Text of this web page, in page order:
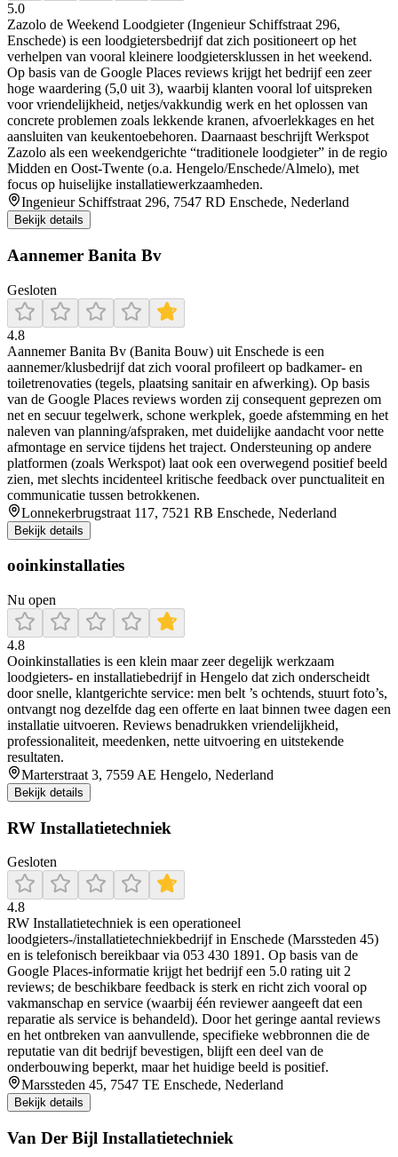
5.0
Zazolo de Weekend Loodgieter (Ingenieur Schiffstraat 296,
Enschede) is een loodgietersbedrijf dat zich positioneert op het
verhelpen van vooral kleinere loodgietersklussen in het weekend.
Op basis van de Google Places reviews krijgt het bedrijf een zeer
hoge waardering (5,0 uit 3), waarbij klanten vooral lof uitspreken
voor vriendelijkheid, netjes/vakkundig werk en het oplossen van
concrete problemen zoals lekkende kranen, afvoerlekkages en het
aansluiten van keukentoebehoren. Daarnaast beschrijft Werkspot
Zazolo als een weekendgerichte “traditionele loodgieter” in de regio
Midden en Oost-Twente (o.a. Hengelo/Enschede/Almelo), met
focus op huiselijke installatiewerkzaamheden.
Ingenieur Schiffstraat 296, 7547 RD Enschede, Nederland
Bekijk details
Aannemer Banita Bv
Gesloten
4.8
Aannemer Banita Bv (Banita Bouw) uit Enschede is een
aannemer/klusbedrijf dat zich vooral profileert op badkamer- en
toiletrenovaties (tegels, plaatsing sanitair en afwerking). Op basis
van de Google Places reviews worden zij consequent geprezen om
net en secuur tegelwerk, schone werkplek, goede afstemming en het
naleven van planning/afspraken, met duidelijke aandacht voor nette
afmontage en service tijdens het traject. Ondersteuning op andere
platformen (zoals Werkspot) laat ook een overwegend positief beeld
zien, met slechts incidenteel kritische feedback over punctualiteit en
communicatie tussen betrokkenen.
Lonnekerbrugstraat 117, 7521 RB Enschede, Nederland
Bekijk details
ooinkinstallaties
Nu open
4.8
Ooinkinstallaties is een klein maar zeer degelijk werkzaam
loodgieters‑ en installatiebedrijf in Hengelo dat zich onderscheidt
door snelle, klantgerichte service: men belt ’s ochtends, stuurt foto’s,
ontvangt nog dezelfde dag een offerte en laat binnen twee dagen een
installatie uitvoeren. Reviews benadrukken vriendelijkheid,
professionaliteit, meedenken, nette uitvoering en uitstekende
resultaten.
Marterstraat 3, 7559 AE Hengelo, Nederland
Bekijk details
RW Installatietechniek
Gesloten
4.8
RW Installatietechniek is een operationeel
loodgieters-/installatietechniekbedrijf in Enschede (Marssteden 45)
en is telefonisch bereikbaar via 053 430 1891. Op basis van de
Google Places-informatie krijgt het bedrijf een 5.0 rating uit 2
reviews; de beschikbare feedback is sterk en richt zich vooral op
vakmanschap en service (waarbij één reviewer aangeeft dat een
reparatie als service is behandeld). Door het geringe aantal reviews
en het ontbreken van aanvullende, specifieke webbronnen die de
reputatie van dit bedrijf bevestigen, blijft een deel van de
onderbouwing beperkt, maar het huidige beeld is positief.
Marssteden 45, 7547 TE Enschede, Nederland
Bekijk details
Van Der Bijl Installatietechniek